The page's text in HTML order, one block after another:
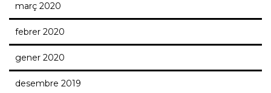
març 2020
febrer 2020
gener 2020
desembre 2019